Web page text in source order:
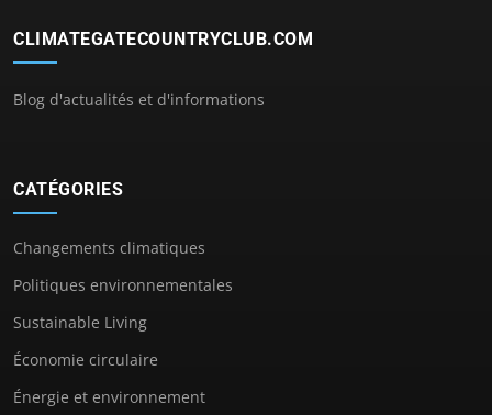
CLIMATEGATECOUNTRYCLUB.COM
Blog d'actualités et d'informations
CATÉGORIES
Changements climatiques
Politiques environnementales
Sustainable Living
Économie circulaire
Énergie et environnement